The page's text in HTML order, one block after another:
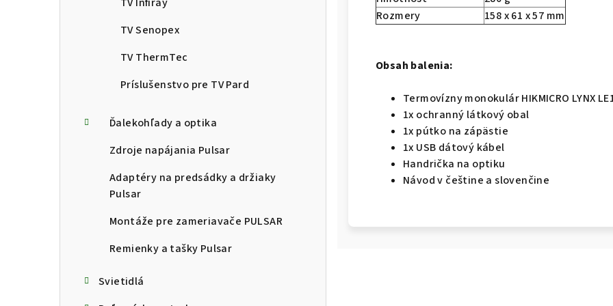
TV Senopex
TV ThermTec
Príslušenstvo pre TV Pard
Ďalekohľady a optika
Zdroje napájania Pulsar
Adaptéry na predsádky a držiaky
Pulsar
Montáže pre zameriavače PULSAR
Remienky a tašky Pulsar
Svietidlá
Rozmery
158 x 61 x 57 mm
Obsah balenia:
Termovízny monokulár HIKMICRO LYNX
1x ochranný látkový obal
1x pútko na zápästie
1x USB dátový kábel
Handrička na optiku
Návod v češtine a slovenčine